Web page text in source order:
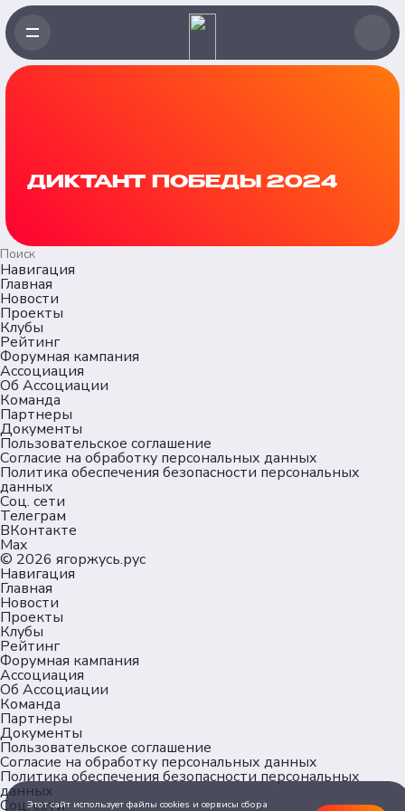
ДИКТАНТ ПОБЕДЫ 2024
Навигация
Главная
Новости
Проекты
Клубы
Рейтинг
Форумная кампания
Ассоциация
Об Ассоциации
Команда
Партнеры
Документы
Пользовательское соглашение
Согласие на обработку персональных данных
Политика обеспечения безопасности персональных
данных
Соц. сети
Телеграм
ВКонтакте
Max
© 2026 ягоржусь.рус
Навигация
Главная
Новости
Проекты
Клубы
Рейтинг
Форумная кампания
Ассоциация
Об Ассоциации
Команда
Партнеры
Документы
Пользовательское соглашение
Согласие на обработку персональных данных
Политика обеспечения безопасности персональных
данных
Соц. сети
Этот сайт использует файлы cookies и сервисы сбора